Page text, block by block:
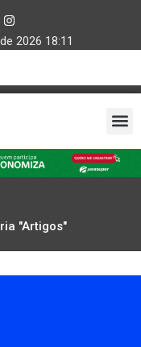
2026 18:11
"Artigos"